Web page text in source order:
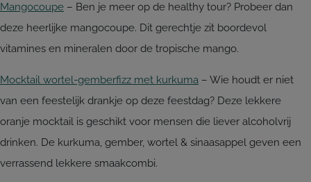
Mangocoupe – Ben je meer op de healthy tour? Probeer dan
deze heerlijke mangocoupe. Dit gerechtje zit boordevol
vitamines en mineralen door de tropische mango.
Mocktail wortel-gemberfizz met kurkuma – Wie houdt er niet
van een feestelijk drankje op deze feestdag? Deze lekkere
oranje mocktail is geschikt voor mensen die liever alcoholvrij
drinken. De kurkuma, gember, wortel & sinaasappel geven een
verrassend lekkere smaakcombi.